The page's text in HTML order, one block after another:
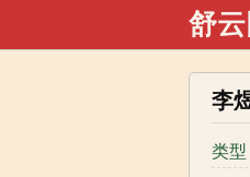
舒云
李
类型